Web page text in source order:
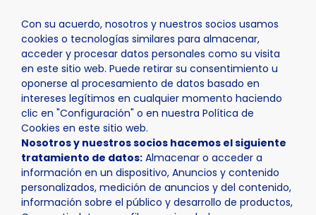
Con su acuerdo, nosotros y nuestros socios usamos
cookies o tecnologías similares para almacenar,
acceder y procesar datos personales como su visita
en este sitio web. Puede retirar su consentimiento u
oponerse al procesamiento de datos basado en
intereses legítimos en cualquier momento haciendo
clic en "Configuración" o en nuestra Política de
Cookies en este sitio web.
Nosotros y nuestros socios hacemos el siguiente
tratamiento de datos: Almacenar o acceder a
información en un dispositivo, Anuncios y contenido
personalizados, medición de anuncios y del contenido,
información sobre el público y desarrollo de productos,
Inicio Ayuntamiento Trámites